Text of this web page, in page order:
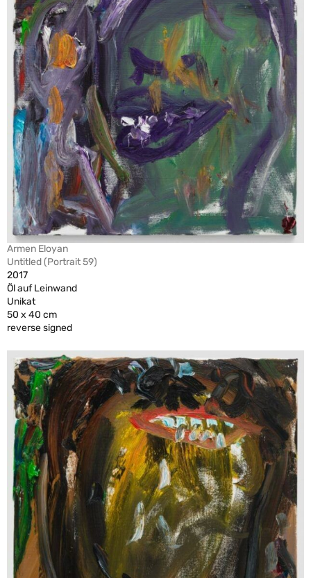
Armen Eloyan
Untitled (Portrait 59)
2017
Öl auf Leinwand
Unikat
50 x 40 cm
reverse signed